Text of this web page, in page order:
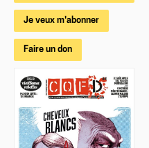
Je veux m'abonner
Faire un don